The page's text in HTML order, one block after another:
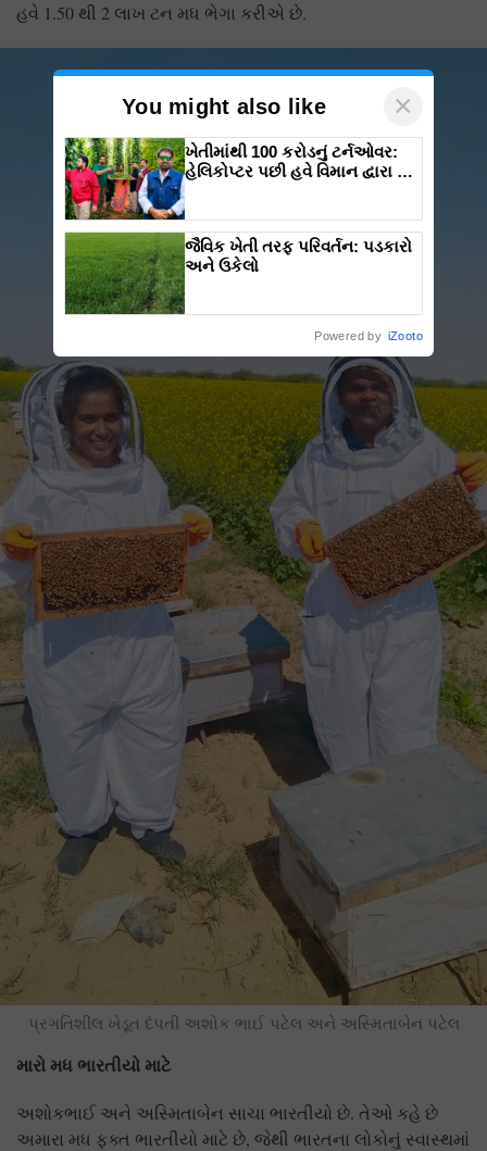
હવે 1.50 થી 2 લાખ ટન મધ ભેગા કરીએ છે.
પ્રગતિશીલ ખેડૂત દંપતી અશોક ભાઈ પટેલ અને અસ્મિતાબેન પટેલ
મારો મધ ભારતીયો માટે
અશોકભાઈ અને અસ્મિતાબેન સાચા ભારતીયો છે. તેઓ કહે છે
અમારા મધ ફક્ત ભારતીયો માટે છે, જેથી ભારતના લોકોનું સ્વાસ્થમાં
You might also like ×
ખેતીમાંથી 100 કરોડનું ટર્નઓવર:
હેલિકોપ્ટર પછી હવે વિમાન દ્વારા કૃષિ
જૈવિક ખેતી તરફ પરિવર્તન: પડકારો
અને ઉકેલો
Powered by iZooto